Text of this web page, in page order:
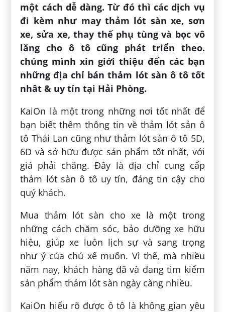
một cách dễ dàng. Từ đó thì các dịch vụ
đi kèm như may thảm lót sàn xe, sơn
xe, sửa xe, thay thế phụ tùng và bọc vô
lăng cho ô tô cũng phát triển theo.
chúng mình xin giới thiệu đến các bạn
những địa chỉ bán thảm lót sàn ô tô tốt
nhât & uy tín tại Hải Phòng.
KaiOn là một trong những nơi tốt nhất để
bạn biết thêm thông tin về thảm lót sản ô
tô Thái Lan cũng như thảm lót sàn ô tô 5D,
6D và sở hữu được sản phẩm tốt nhất, với
giá phải chăng. Đây là địa chỉ cung cấp
thảm lót sàn ô tô uy tín, đáng tin cậy cho
quý khách.
Mua thảm lót sàn cho xe là một trong
những cách chăm sóc, bảo dưỡng xe hữu
hiệu, giúp xe luôn lịch sự và sang trọng
như ý của chủ xế muốn. Vì thế, mà nhiều
năm nay, khách hàng đã và đang tìm kiếm
sản phẩm thảm lót sàn ngày càng nhiều.
KaiOn hiểu rõ được ô tô là không gian yêu